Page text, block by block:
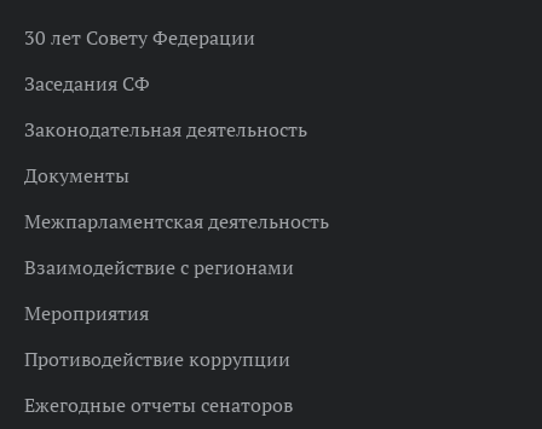
30 лет Совету Федерации
Заседания СФ
Законодательная деятельность
Документы
Межпарламентская деятельность
Взаимодействие с регионами
Мероприятия
Противодействие коррупции
Ежегодные отчеты сенаторов